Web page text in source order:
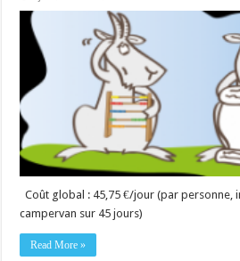
Coût global : 45,75 €/jour (par personne,
campervan sur 45 jours)
Read More »